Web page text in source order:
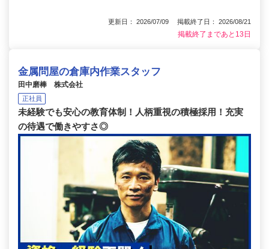
更新日： 2026/07/09 掲載終了日： 2026/08/21
掲載終了まであと13日
金属問屋の倉庫内作業スタッフ
田中磨棒 株式会社
正社員
未経験でも安心の教育体制！人柄重視の積極採用！充実
の待遇で働きやすさ◎